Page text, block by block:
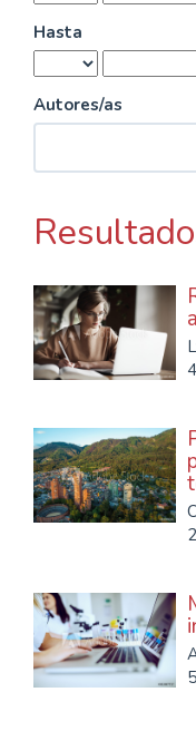
Hasta
Autores/as